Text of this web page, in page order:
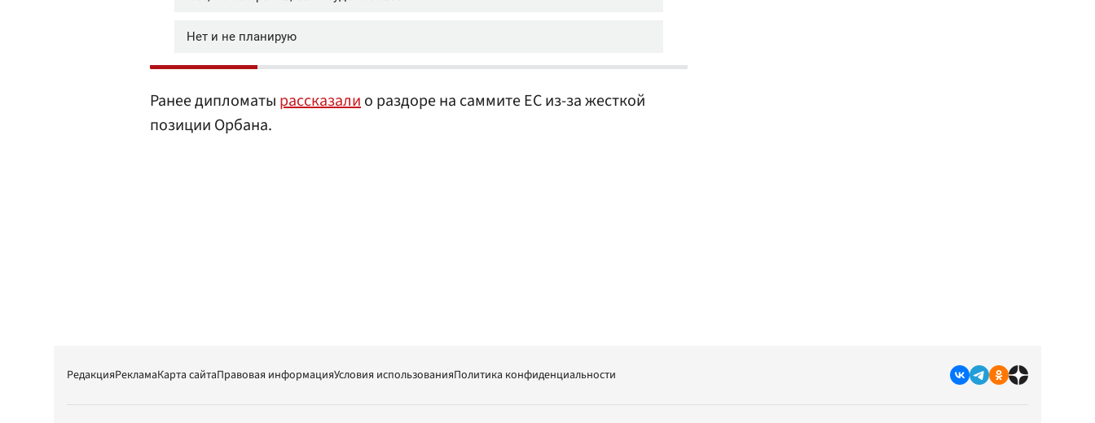
Ранее дипломаты рассказалио раздоре на саммите ЕС из-за жесткой
позиции Орбана.
РедакцияРекламаКарта сайтаПравовая информацияУсловия использованияПолитика конфиденциальности